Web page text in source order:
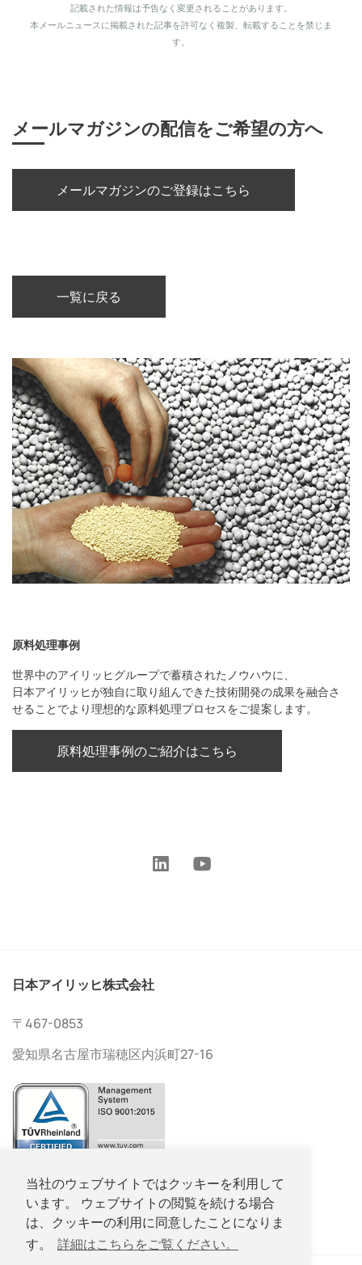
当社のウェブサイトではクッキーを利用して
います。 ウェブサイトの閲覧を続ける場合
は、クッキーの利用に同意したことになりま
す。
詳細はこちらをご覧ください。
記載された情報は予告なく変更されることがあります。
本メールニュースに掲載された記事を許可なく複製、転載することを禁じま
す。
メールマガジンの配信をご希望の方へ
メールマガジンのご登録はこちら
一覧に戻る
原料処理事例
世界中のアイリッヒグループで蓄積されたノウハウに、
日本アイリッヒが独自に取り組んできた技術開発の成果を融合さ
せることでより理想的な原料処理プロセスをご提案します。
原料処理事例のご紹介はこちら
日本アイリッヒ株式会社
〒467-0853
愛知県名古屋市瑞穂区内浜町27-16
052-533-2577
052-533-2578